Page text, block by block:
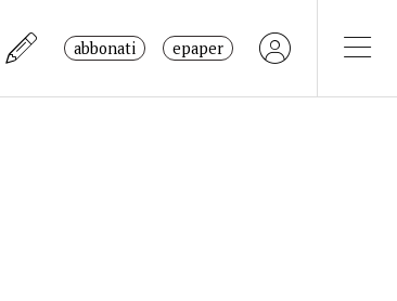
abbonati epaper